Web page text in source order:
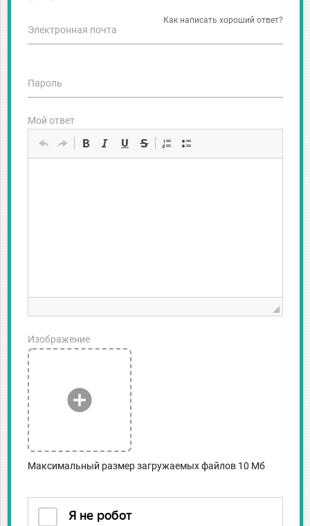
Как написать хороший ответ?
Электронная почта
Пароль
Мой ответ
add_circle
Изображение
Максимальный размер загружаемых файлов 10 Мб